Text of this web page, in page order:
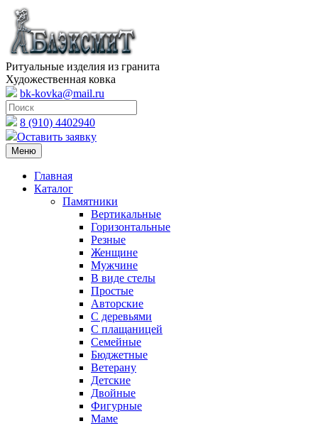
Ритуальные изделия из гранита
Художественная ковка
bk-kovka@mail.ru
8 (910) 4402940
Оставить заявку
Меню
Главная
Каталог
Памятники
Вертикальные
Горизонтальные
Резные
Женщине
Мужчине
В виде стелы
Простые
Авторские
С деревьями
С плащаницей
Семейные
Бюджетные
Ветерану
Детские
Двойные
Фигурные
Маме